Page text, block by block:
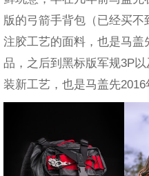
版的弓箭手背包（已经买
注胶工艺的面料，也是马
品，之后到黑标版军规3P
装新工艺，也是马盖先2016